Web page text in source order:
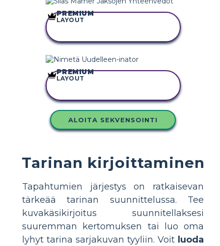
KOPIOI TÄMÄ
PREMIUM
LAYOUT
KOPIOI TÄMÄ
PREMIUM
LAYOUT
ALOITA SEKVENSOINTI
Tarinan kirjoittaminen
Tapahtumien järjestys on ratkaisevan
tärkeää tarinan suunnittelussa. Tee
kuvakäsikirjoitus suunnitellaksesi
suuremman kertomuksen tai luo oma
lyhyt tarina sarjakuvan tyyliin. Voit luoda